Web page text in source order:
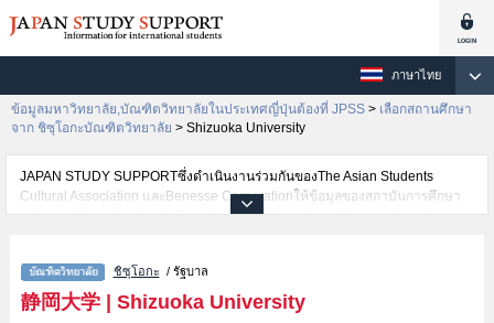
ภาษาไทย
ข้อมูลมหาวิทยาลัย,บัณฑิตวิทยาลัยในประเทศญี่ปุ่นต้องที่ JPSS > เลือกสถานศึกษา
จาก ชิซุโอกะบัณฑิตวิทยาลัย > Shizuoka University
JAPAN STUDY SUPPORTซึ่งดำเนินงานร่วมกันของThe Asian Students
Cultural Association และBenesse Corporationให้ข้อมูลของสถาบันการศึกษา
ระดับมหาวิทยาลัย・บัณฑิตวิทยาลัย・วิทยาลัยระดับอนุปริญญา・วิทยาลัย
ชาติเช่นGraduate school of EducationหรือGraduate School of Science and
Technology, Educational DivisionหรือGraduate School of Humanities and
Social SciencesหรือMajor of Engineering, Graduate school Integrated
ชิซุโอกะ / รัฐบาล
静岡大学| Shizuoka University